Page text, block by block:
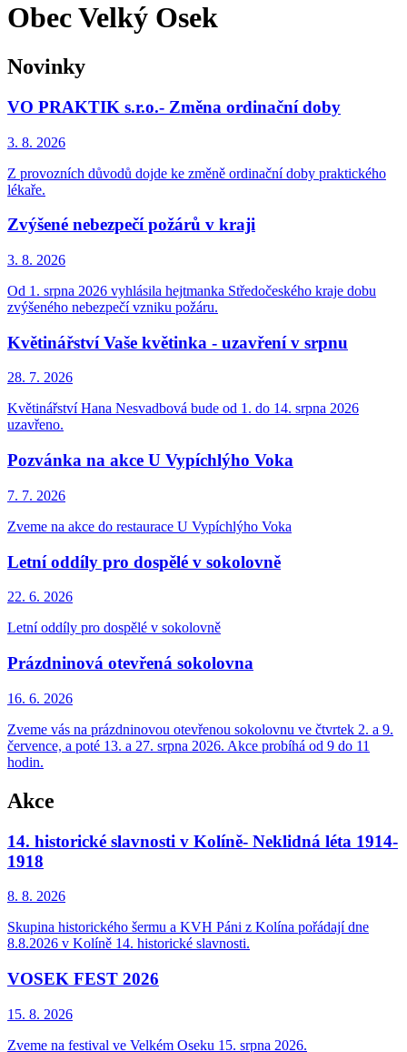
Obec Velký Osek
Novinky
VO PRAKTIK s.r.o.- Změna ordinační doby
3. 8. 2026
Z provozních důvodů dojde ke změně ordinační doby praktického
lékaře.
Zvýšené nebezpečí požárů v kraji
3. 8. 2026
Od 1. srpna 2026 vyhlásila hejtmanka Středočeského kraje dobu
zvýšeného nebezpečí vzniku požáru.
Květinářství Vaše květinka - uzavření v srpnu
28. 7. 2026
Květinářství Hana Nesvadbová bude od 1. do 14. srpna 2026
uzavřeno.
Pozvánka na akce U Vypíchlýho Voka
7. 7. 2026
Zveme na akce do restaurace U Vypíchlýho Voka
Letní oddíly pro dospělé v sokolovně
22. 6. 2026
Letní oddíly pro dospělé v sokolovně
Prázdninová otevřená sokolovna
16. 6. 2026
Zveme vás na prázdninovou otevřenou sokolovnu ve čtvrtek 2. a 9.
července, a poté 13. a 27. srpna 2026. Akce probíhá od 9 do 11
hodin.
Akce
14. historické slavnosti v Kolíně- Neklidná léta 1914-
1918
8. 8. 2026
Skupina historického šermu a KVH Páni z Kolína pořádají dne
8.8.2026 v Kolíně 14. historické slavnosti.
VOSEK FEST 2026
15. 8. 2026
Zveme na festival ve Velkém Oseku 15. srpna 2026.